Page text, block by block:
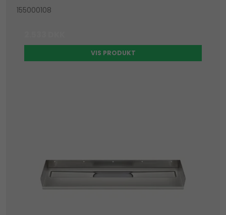
155000108
VIS PRODUKT